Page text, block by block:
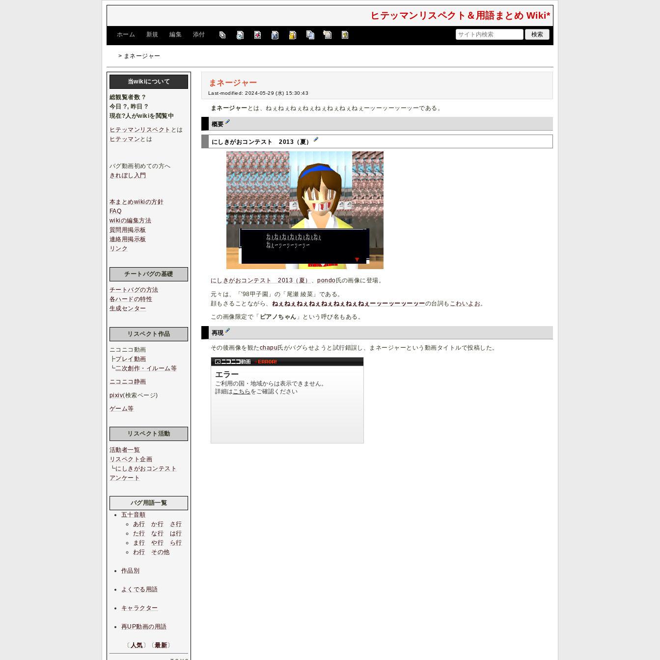
ヒテッマンリスペクト＆用語まとめ Wiki*
ホーム 新規 編集 添付
> まネージャー
まネージャー
Last-modified: 2024-05-29 (水) 15:30:43
まネージャー とは、ねぇねぇねぇねぇねぇねぇねぇねぇーッーッーッーッーである。
概要
にしきがおコンテスト 2013（夏）
にしきがおコンテスト 2013（夏） 、pondo 氏の画像に登場。
元々は、「'98甲子園」の「尾瀬 綾菜」である。
顔もさることながら、 ねぇねぇねぇねぇねぇねぇねぇねぇーッーッーッーッーの台詞も こわいよお 。
この画像限定で「 ピアノちゃん 」という呼び名もある。
再現
その後画像を観たchapu 氏がバグらせようと試行錯誤し、まネージャーという動画タイトルで投稿した。
当wikiについて
総観覧者数 ?
今日?, 昨日?
現在?人がwikiを閲覧中
ヒテッマンリスペクト とは
ヒテッマン とは
バグ動画初めての方へ
きれぼし入門
本まとめwikiの方針
FAQ
wikiの編集方法
質問用掲示板
連絡用掲示板
リンク
チートバグの基礎
チートバグの方法
各ハードの特性
生成センター
リスペクト作品
ニコニコ動画
┣プレイ動画
┗二次創作・イルーム等
ニコニコ静画
pixiv(検索ページ)
ゲーム等
リスペクト活動
活動者一覧
リスペクト企画
┗にしきがおコンテスト
アンケート
バグ用語一覧
五十音順
あ行
か行
さ行
た行
な行
は行
ま行
や行
ら行
わ行
その他
作品別
よくでる用語
キャラクター
再UP動画の用語
〔 人気 〕〔最新〕